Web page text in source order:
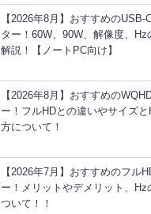
【2026年8月】おすすめのUSB-
ター！60W、90W、解像度、Hz
解説！【ノートPC向け】
【2026年8月】おすすめの
ー！フルHDとの違いやサイズ
方について！
【2026年7月】おすすめのフル
ー！メリットやデメリット、Hz
ついて！！